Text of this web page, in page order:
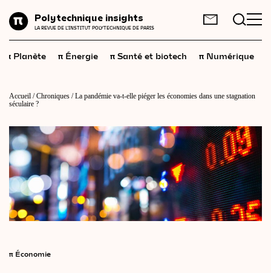
Polytechnique insights
LA REVUE DE L'INSTITUT POLYTECHNIQUE DE PARIS
Énergie
Santé
et biotech
Espace
Économie
Industrie
Science et technologies
Société
FR EN
π Planète π Énergie π Santé et biotech π Numérique
Accueil /Chroniques /La pandémie va-t-elle piéger les économies dans une stagnation
séculaire ?
π Économie